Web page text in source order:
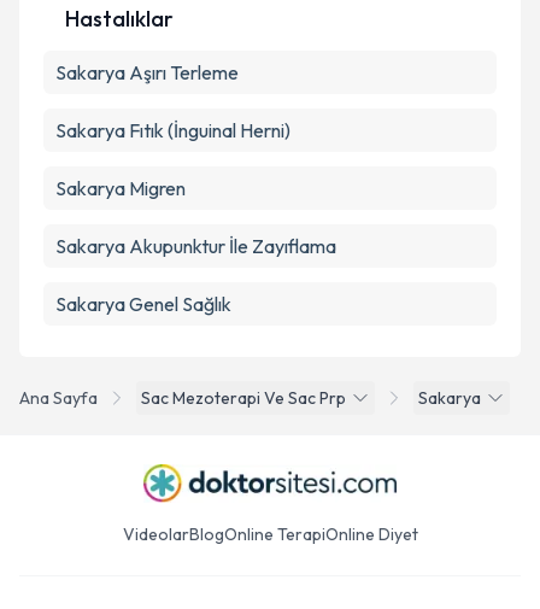
Ana Sayfa Sac Mezoterapi Ve Sac Prp Sakarya
Hastalıklar
Sakarya Aşırı Terleme
Sakarya Fıtık (İnguinal Herni)
Sakarya Migren
Sakarya Akupunktur İle Zayıflama
Sakarya Genel Sağlık
VideolarBlogOnline TerapiOnline Diyet